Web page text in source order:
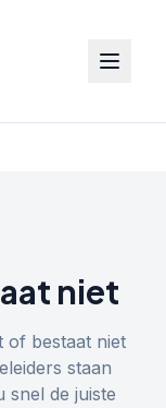
niet
of bestaat niet
staan
de juiste